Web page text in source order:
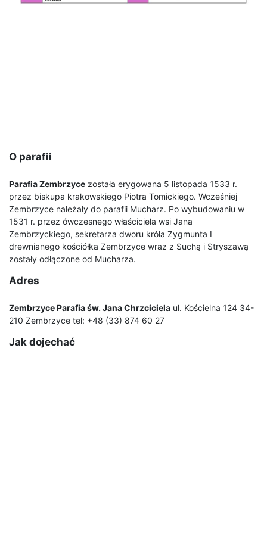
O parafii
Parafia Zembrzyce została erygowana 5 listopada 1533 r.
przez biskupa krakowskiego Piotra Tomickiego. Wcześniej
Zembrzyce należały do parafii Mucharz. Po wybudowaniu w
1531 r. przez ówczesnego właściciela wsi Jana
Zembrzyckiego, sekretarza dworu króla Zygmunta I
drewnianego kościółka Zembrzyce wraz z Suchą i Stryszawą
zostały odłączone od Mucharza.
Adres
Zembrzyce Parafia św. Jana Chrzciciela ul. Kościelna 124 34-
210 Zembrzyce tel: +48 (33) 874 60 27
Jak dojechać